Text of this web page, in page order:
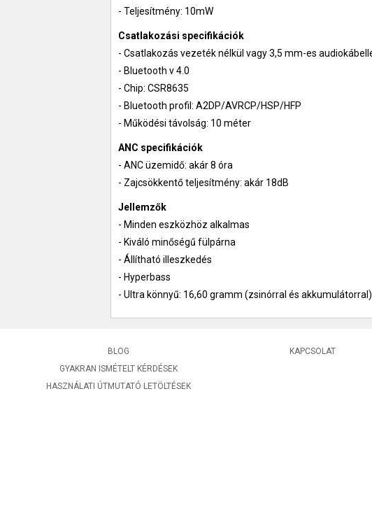
- Teljesítmény: 10mW
Csatlakozási specifikációk
- Csatlakozás vezeték nélkül vagy 3,5 mm-es
- Bluetooth v 4.0
- Chip: CSR8635
- Bluetooth profil: A2DP/AVRCP/HSP/HFP
- Működési távolság: 10 méter
ANC specifikációk
- ANC üzemidő: akár 8 óra
- Zajcsökkentő teljesítmény: akár 18dB
Jellemzők
- Minden eszközhöz alkalmas
- Kiváló minőségű fülpárna
- Állítható illeszkedés
- Hyperbass
- Ultra könnyű: 16,60 gramm (zsinórral és akkumulátorral)
BLOG
GYAKRAN ISMÉTELT KÉRDÉSEK
HASZNÁLATI ÚTMUTATÓ LETÖLTÉSEK
KAPCSOLAT